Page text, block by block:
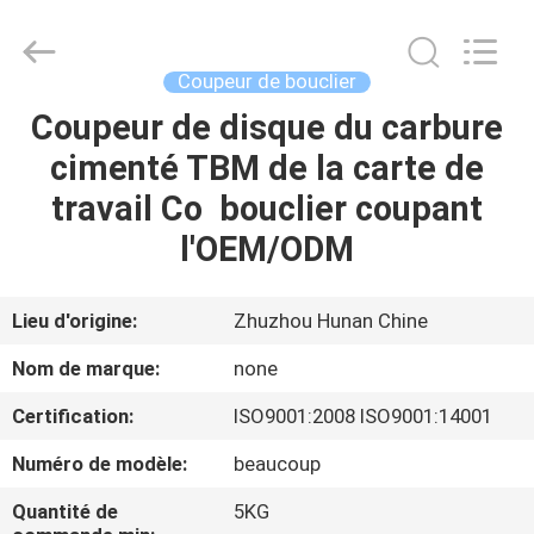
MAISON
PRODUITS
SUJET
DE
NOUS
VISITE
D'USINE
Cemented
Carbide
Rights
Reserved.
Coupeur de bouclier
Coupeur de disque du carbure
cimenté TBM de la carte de
travail Co bouclier coupant
l'OEM/ODM
Lieu d'origine:
Zhuzhou Hunan Chine
Nom de marque:
none
Certification:
ISO9001:2008 ISO9001:14001
Numéro de modèle:
beaucoup
Quantité de
5KG